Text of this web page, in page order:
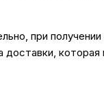
при получении